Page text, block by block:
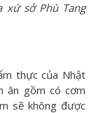
xứ sở Phù Tang
thực của Nhật
ăn gồm có cơm
sẽ không được